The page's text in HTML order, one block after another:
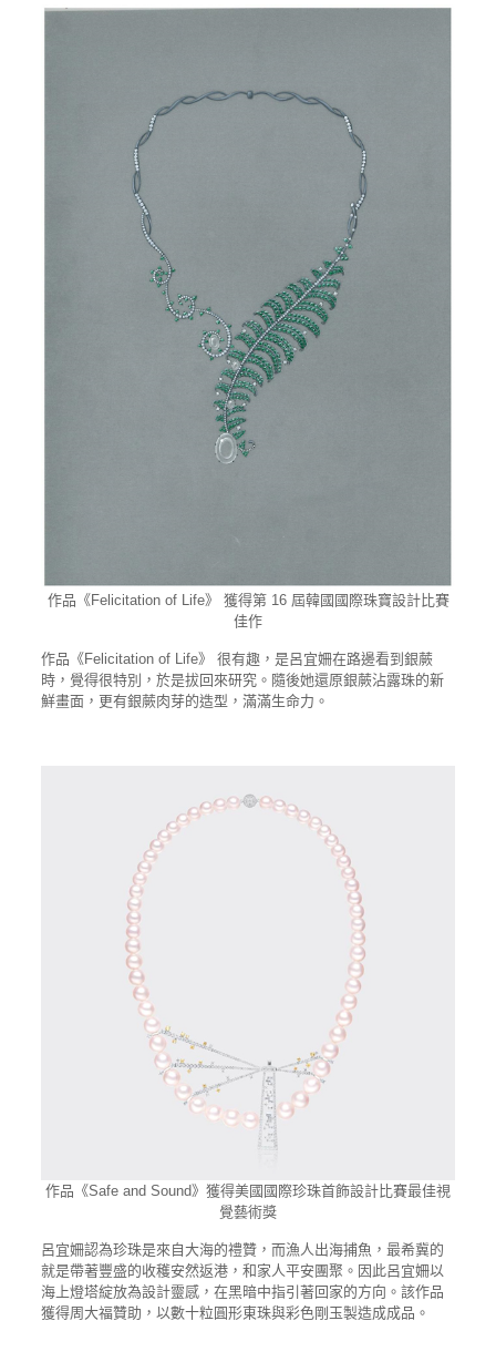
作品《Felicitation of Life》 獲得第 16 屆韓國國際珠寶設計比賽
佳作
作品《Felicitation of Life》 很有趣，是呂宜姍在路邊看到銀蕨
時，覺得很特別，於是拔回來研究。隨後她還原銀蕨沾露珠的新
鮮畫面，更有銀蕨肉芽的造型，滿滿生命力。
作品《Safe and Sound》獲得美國國際珍珠首飾設計比賽最佳視
覺藝術獎
呂宜姍認為珍珠是來自大海的禮贊，而漁人出海捕魚，最希冀的
就是帶著豐盛的收穫安然返港，和家人平安團聚。因此呂宜姍以
海上燈塔綻放為設計靈感，在黑暗中指引著回家的方向。該作品
獲得周大福贊助，以數十粒圓形東珠與彩色剛玉製造成成品。